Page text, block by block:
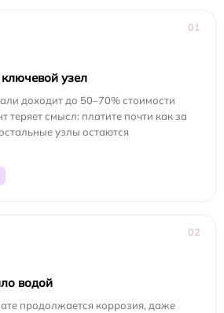
01
узел
доходит до 50–70% стоимости
теряет смысл: платите почти как за
узлы остаются
02
водой
продолжается коррозия, даже